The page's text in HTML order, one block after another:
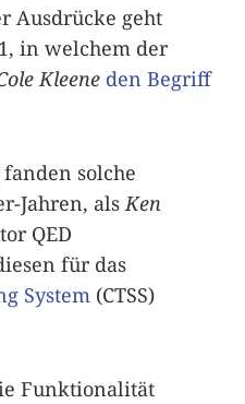
Ausdrücke geht
in welchem der
Kleene den Begriff
solche
Jahren, als Ken
QED
für das
System (CTSS)
Funktionalität